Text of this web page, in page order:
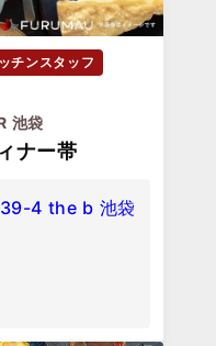
チンスタッフ
池袋
ナー帯
4 the b 池袋